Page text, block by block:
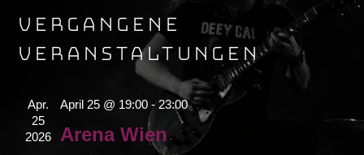
und
Suche
wählen.
Vergangene
Veranstaltungen
Apr.
25
2026
April 25 @ 19:00- 23:00
Arena Wien